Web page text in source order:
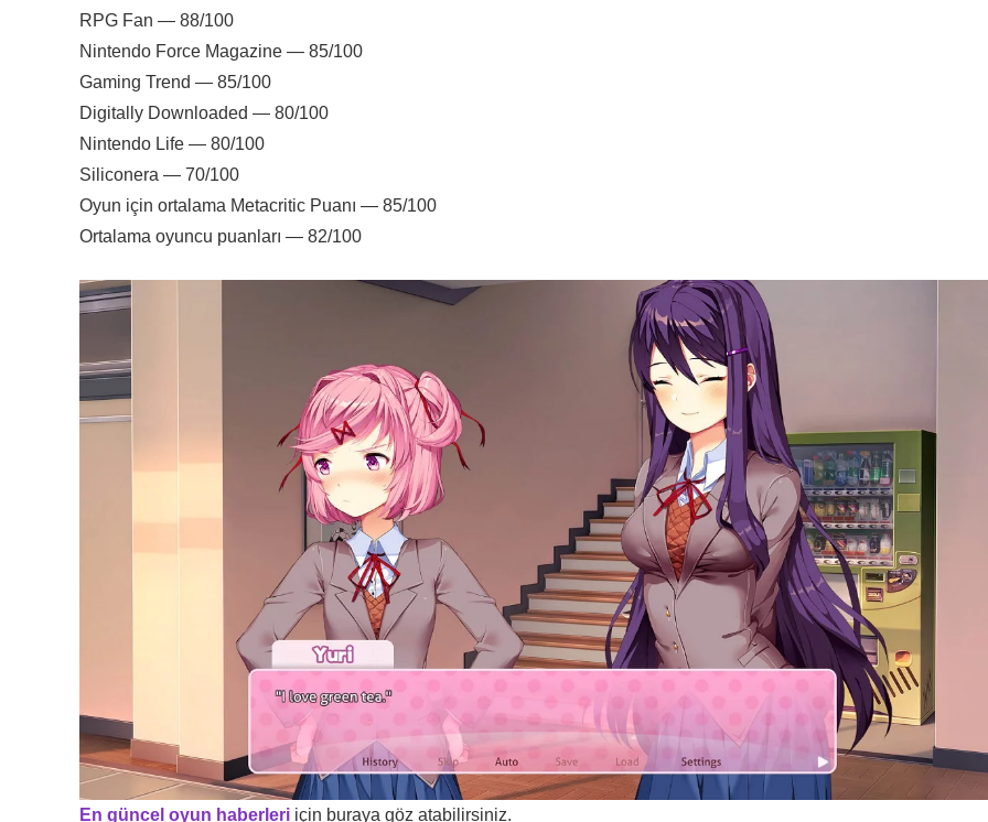
RPG Fan — 88/100
Nintendo Force Magazine — 85/100
Gaming Trend — 85/100
Digitally Downloaded — 80/100
Nintendo Life — 80/100
Siliconera — 70/100
Oyun için ortalama Metacritic Puanı — 85/100
Ortalama oyuncu puanları — 82/100
En güncel oyun haberleri için buraya göz atabilirsiniz.